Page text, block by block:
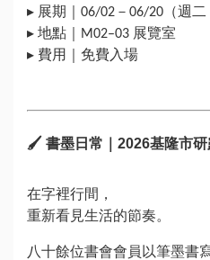
人
資
料
隱
權
政
▸ 展期｜06/02－06/20（週二
▸ 地點｜M02–03 展覽室
▸ 費用｜免費入場
🖌 書墨日常｜2026基隆市
在字裡行間，
重新看見生活的節奏。
八十餘位書會會員以筆墨書